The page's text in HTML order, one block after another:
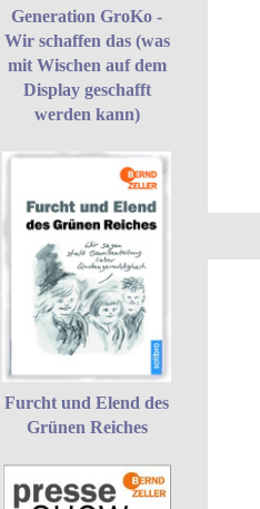
Generation GroKo -
Wir schaffen das (was
mit Wischen auf dem
Display geschafft
werden kann)
Furcht und Elend des
Grünen Reiches